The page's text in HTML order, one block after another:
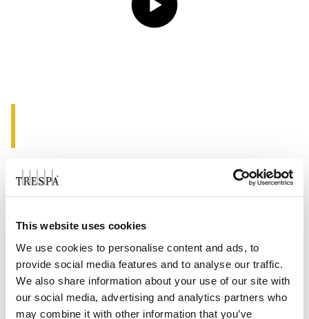
This website uses cookies
We use cookies to personalise content and ads, to
provide social media features and to analyse our traffic.
We also share information about your use of our site with
our social media, advertising and analytics partners who
may combine it with other information that you’ve
Spela video